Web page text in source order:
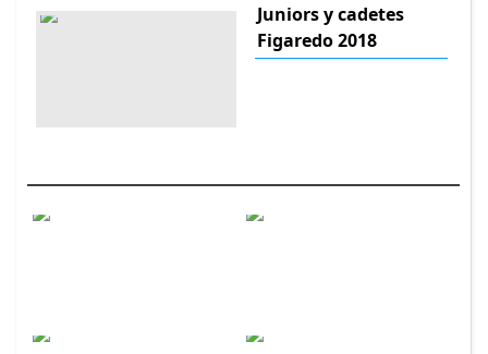
Juniors y cadetes
Figaredo 2018